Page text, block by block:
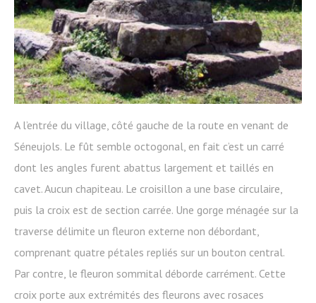
A l’entrée du village, côté gauche de la route en venant de
Séneujols. Le fût semble octogonal, en fait c’est un carré
dont les angles furent abattus largement et taillés en
cavet. Aucun chapiteau. Le croisillon a une base circulaire,
puis la croix est de section carrée. Une gorge ménagée sur la
traverse délimite un fleuron externe non débordant,
comprenant quatre pétales repliés sur un bouton central.
Par contre, le fleuron sommital déborde carrément. Cette
croix porte aux extrémités des fleurons avec rosaces